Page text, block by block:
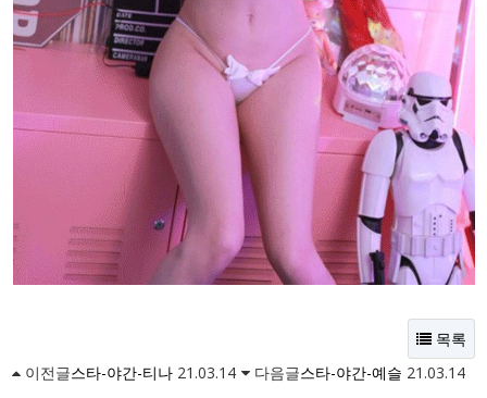
목록
이전글스타-야간-티나 21.03.14 다음글스타-야간-예슬 21.03.14